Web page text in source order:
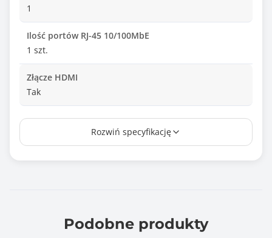
1
Ilość portów RJ-45 10/100MbE
1 szt.
Złącze HDMI
Tak
Złącze VGA
Zgodność z Onvif
Rozwiń specyfikację
Podobne produkty